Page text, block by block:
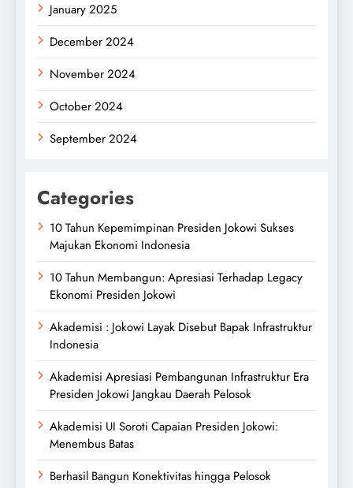
January 2025
December 2024
November 2024
October 2024
September 2024
Categories
10 Tahun Kepemimpinan Presiden Jokowi Sukses
Majukan Ekonomi Indonesia
10 Tahun Membangun: Apresiasi Terhadap Legacy
Ekonomi Presiden Jokowi
Akademisi : Jokowi Layak Disebut Bapak Infrastruktur
Indonesia
Akademisi Apresiasi Pembangunan Infrastruktur Era
Presiden Jokowi Jangkau Daerah Pelosok
Akademisi UI Soroti Capaian Presiden Jokowi:
Menembus Batas
Berhasil Bangun Konektivitas hingga Pelosok